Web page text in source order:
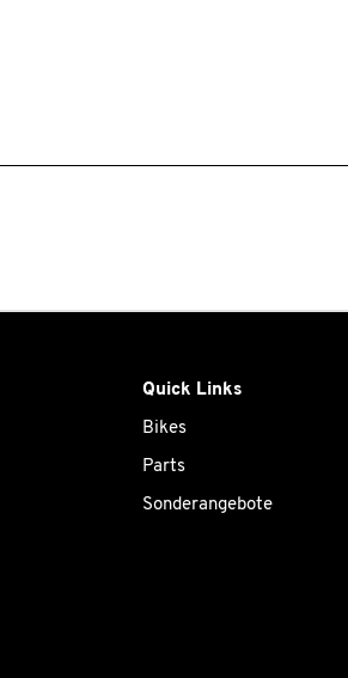
Quick Links
Bikes
Parts
Sonderangebote